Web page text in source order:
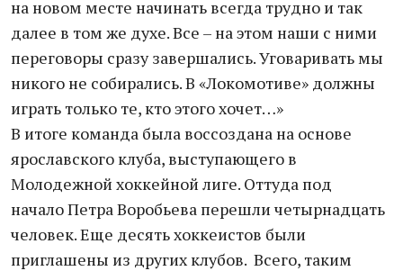
на новом месте начинать всегда трудно и так
далее в том же духе. Все – на этом наши с ними
переговоры сразу завершались. Уговаривать мы
никого не собирались. В «Локомотиве» должны
играть только те, кто этого хочет…»
В итоге команда была воссоздана на основе
ярославского клуба, выступающего в
Молодежной хоккейной лиге. Оттуда под
начало Петра Воробьева перешли четырнадцать
человек. Еще десять хоккеистов были
приглашены из других клубов. Всего, таким